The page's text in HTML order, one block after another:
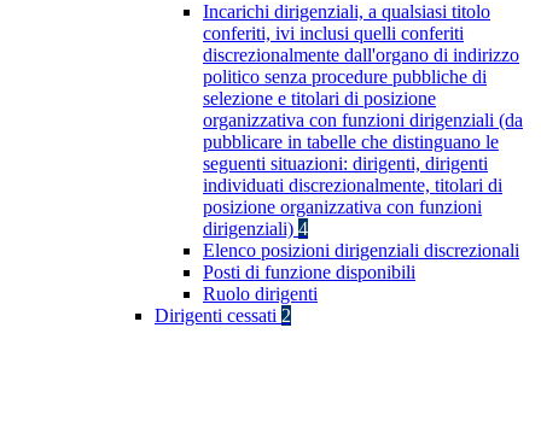
Incarichi dirigenziali, a qualsiasi titolo
conferiti, ivi inclusi quelli conferiti
discrezionalmente dall'organo di indirizzo
politico senza procedure pubbliche di
selezione e titolari di posizione
organizzativa con funzioni dirigenziali (da
pubblicare in tabelle che distinguano le
seguenti situazioni: dirigenti, dirigenti
individuati discrezionalmente, titolari di
posizione organizzativa con funzioni
dirigenziali) 4
Elenco posizioni dirigenziali discrezionali
Posti di funzione disponibili
Ruolo dirigenti
Dirigenti cessati 2